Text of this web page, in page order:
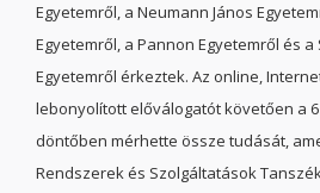
Egyetemről, a Neumann János
Egyetemről, a Pannon Egyetemről és
Egyetemről érkeztek. Az online,
lebonyolított előválogatót követően a
döntőben mérhette össze tudását,
Rendszerek és Szolgáltatások